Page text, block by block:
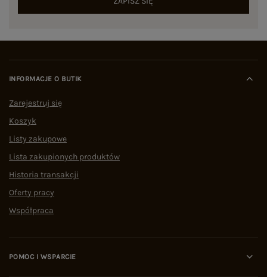
INFORMACJE O BUTIK
Zarejestruj się
Koszyk
Listy zakupowe
Lista zakupionych produktów
Historia transakcji
Oferty pracy
Współpraca
POMOC I WSPARCIE